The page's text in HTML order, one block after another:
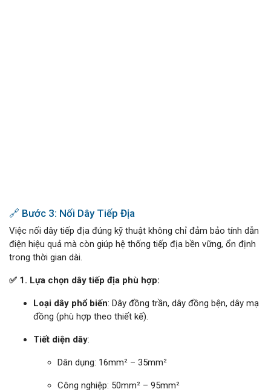
🔗 Bước 3: Nối Dây Tiếp Địa
Việc nối dây tiếp địa đúng kỹ thuật không chỉ đảm bảo tính dẫn
điện hiệu quả mà còn giúp hệ thống tiếp địa bền vững, ổn định
trong thời gian dài.
✅ 1. Lựa chọn dây tiếp địa phù hợp:
Loại dây phổ biến: Dây đồng trần, dây đồng bện, dây mạ
đồng (phù hợp theo thiết kế).
Tiết diện dây:
Dân dụng: 16mm² – 35mm²
Công nghiệp: 50mm² – 95mm²